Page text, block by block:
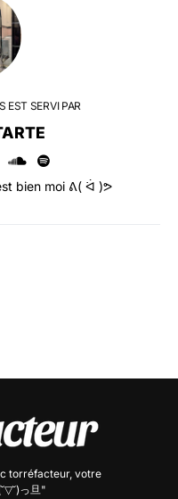
EST SERVI PAR
bien moi ᕕ( ᐛ )ᕗ
torréfacteur, votre
っ旦"